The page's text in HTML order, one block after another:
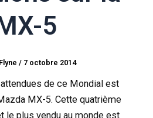
5
/ 7 octobre 2014
de ce Mondial est
MX-5. Cette quatrième
le plus vendu au monde est